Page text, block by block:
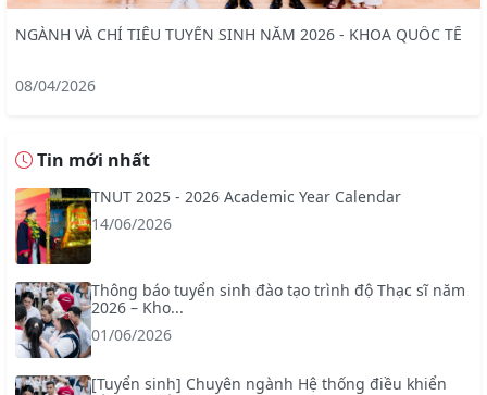
NGÀNH VÀ CHỈ TIÊU TUYỂN SINH NĂM 2026 - KHOA QUỐC TẾ
08/04/2026
Tin mới nhất
TNUT 2025 - 2026 Academic Year Calendar
14/06/2026
Thông báo tuyển sinh đào tạo trình độ Thạc sĩ năm
2026 – Kho...
01/06/2026
[Tuyển sinh] Chuyên ngành Hệ thống điều khiển